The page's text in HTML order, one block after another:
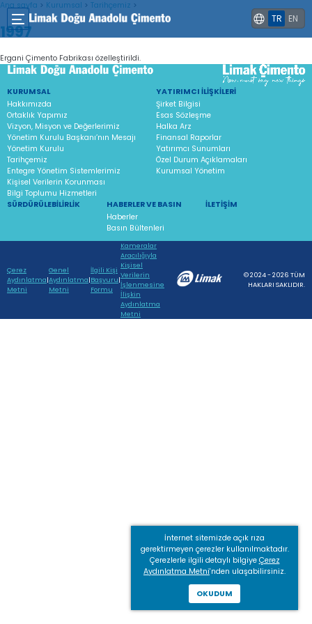
İnternet sitemizde açık rıza
gerektirmeyen çerezler kullanılmaktadır.
Çerezlerle ilgili detaylı bilgiye Çerez
Aydınlatma Metni'nden ulaşabilirsiniz.
OKUDUM
TR EN
Ana sayfa > Kurumsal > Tarihçemiz >
1997
Ergani Çimento Fabrikası özelleştirildi.
KURUMSAL
Hakkımızda
Ortaklık Yapımız
Vizyon, Misyon ve Değerlerimiz
Yönetim Kurulu Başkanı’nın Mesajı
Yönetim Kurulu
Tarihçemiz
Entegre Yönetim Sistemlerimiz
Kişisel Verilerin Korunması
Bilgi Toplumu Hizmetleri
SÜRDÜRÜLEBILIRLIK
YATIRIMCI İLIŞKILERI
Şirket Bilgisi
Esas Sözleşme
Halka Arz
Finansal Raporlar
Yatırımcı Sunumları
Özel Durum Açıklamaları
Kurumsal Yönetim
HABERLER VE BASIN
Haberler
Basın Bültenleri
İLETIŞIM
Çerez
Aydınlatma
Metni
|
Genel
Aydınlatma
Metni
|
İlgili Kişi
Başvuru
Formu
|
Kameralar
Aracılığıyla
Kişisel
Verilerin
İşlenmesine
İlişkin
Aydınlatma
Metni
© 2024 - 2026 TÜM
HAKLARI SAKLIDIR.